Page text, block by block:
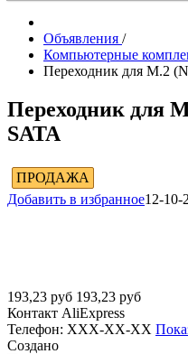
Объявления /
Компьютерные
Переходник для M.2
Переходник для
SATA
ПРОДАЖА
Добавить в избранное12-10-
193,23 руб 193,23 руб
Контакт AliExpress
Телефон: XXX-XX-XX
Создано